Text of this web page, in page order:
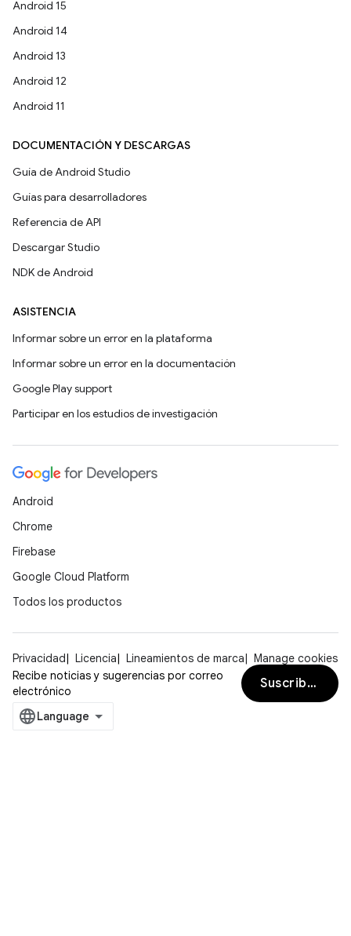
Android 15
Android 14
Android 13
Android 12
Android 11
DOCUMENTACIÓN Y DESCARGAS
Guía de Android Studio
Guías para desarrolladores
Referencia de API
Descargar Studio
NDK de Android
ASISTENCIA
Informar sobre un error en la plataforma
Informar sobre un error en la documentación
Google Play support
Participar en los estudios de investigación
Android
Chrome
Firebase
Google Cloud Platform
Todos los productos
Privacidad Licencia Lineamientos de marca
Manage cookies
Recibe noticias y sugerencias por correo
electrónico
Suscribirse